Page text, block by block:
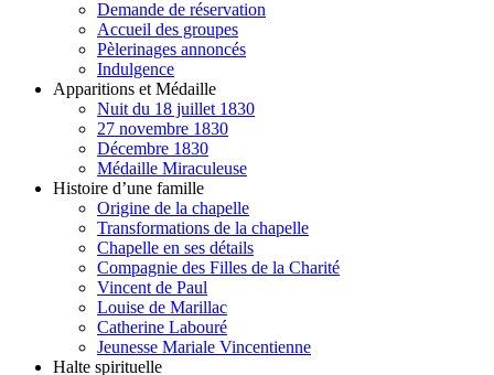
Demande de réservation
Accueil des groupes
Pèlerinages annoncés
Indulgence
Apparitions et Médaille
Nuit du 18 juillet 1830
27 novembre 1830
Décembre 1830
Médaille Miraculeuse
Histoire d’une famille
Origine de la chapelle
Transformations de la chapelle
Chapelle en ses détails
Compagnie des Filles de la Charité
Vincent de Paul
Louise de Marillac
Catherine Labouré
Jeunesse Mariale Vincentienne
Halte spirituelle